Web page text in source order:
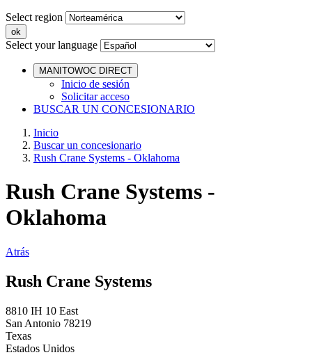
Select region
Select your language
MANITOWOC DIRECT
Inicio de sesión
Solicitar acceso
BUSCAR UN CONCESIONARIO
Inicio
Buscar un concesionario
Rush Crane Systems - Oklahoma
Rush Crane Systems -
Oklahoma
Atrás
Rush Crane Systems
8810 IH 10 East
San Antonio 78219
Texas
Estados Unidos